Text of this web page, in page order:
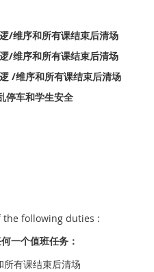
/维序和所有课结束后清场
/维序和所有课结束后清场
/维序和所有课结束后清场
停车和学生安全
the following duties :
一个值班任务 ：
所有课结束后清场